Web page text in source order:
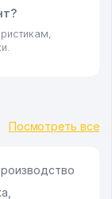
Посмотреть все